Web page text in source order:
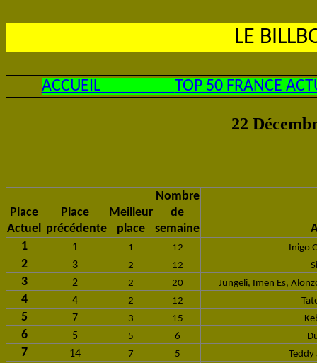
LE
ACCUEIL TOP 50 FRANCE
22
Place
Actuel
Place
précédente
Meilleur
place
Nombre
de
semaine
1
1 1 12 Inigo
2 3 2 12
3 2 2 20 Jungeli, Imen Es,
4 4 2 12
5 7 3 15
6 5 5 6
7 14 7 5 Teddy